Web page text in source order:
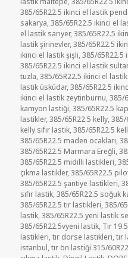
385/65R22.5 ikinci el lastik
sakarya,385/65R22.5 ikinci el
el lastik sarıyer,385/65R22.5
lastik şirinevler,385/65R22.5
ikinci el lastik şişli,385/65R22.5
385/65R22.5 ikinci el lastik
tuzla,385/65R22.5 ikinci el
lastik üsküdar,385/65R22.5
ikinci el lastik zeytinburnu,385/
kamyon lastiği,385/65R22.5
lastikler,385/65R22.5 kelly,385/
kelly sıfır lastik,385/65R22.5
385/65R22.5 maden ocakları,
385/65R22.5 Marmara Ereğli,
385/65R22.5 midilli lastikleri,
çıkma lastikler,385/65R22.5
385/65R22.5 şantiye lastikleri,
sıfır lastik,385/65R22.5 soğuk
385/65R22.5 tır lastikleri,385/
lastik,385/65R22.5 yeni lastik
385/65R22.5vyeni lastik, Tır
lastikleri,tır dorse lastikleri,tır
istanbul,tır ön lastiği 315/